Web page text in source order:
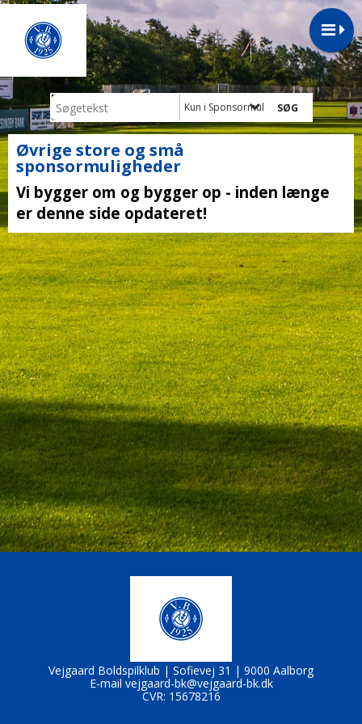
Kun i Sponsormuligheder
Øvrige store og små
sponsormuligheder
Vi bygger om og bygger op - inden længe
er denne side opdateret!
Vejgaard Boldspilklub | Sofievej 31 | 9000 Aalborg
E-mail vejgaard-bk@vejgaard-bk.dk
CVR: 15678216